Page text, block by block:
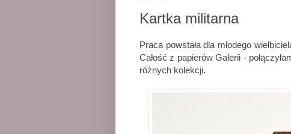
Kartka militarna
Praca powstała dla młodego
Całość z papierów Galerii -
różnych kolekcji.